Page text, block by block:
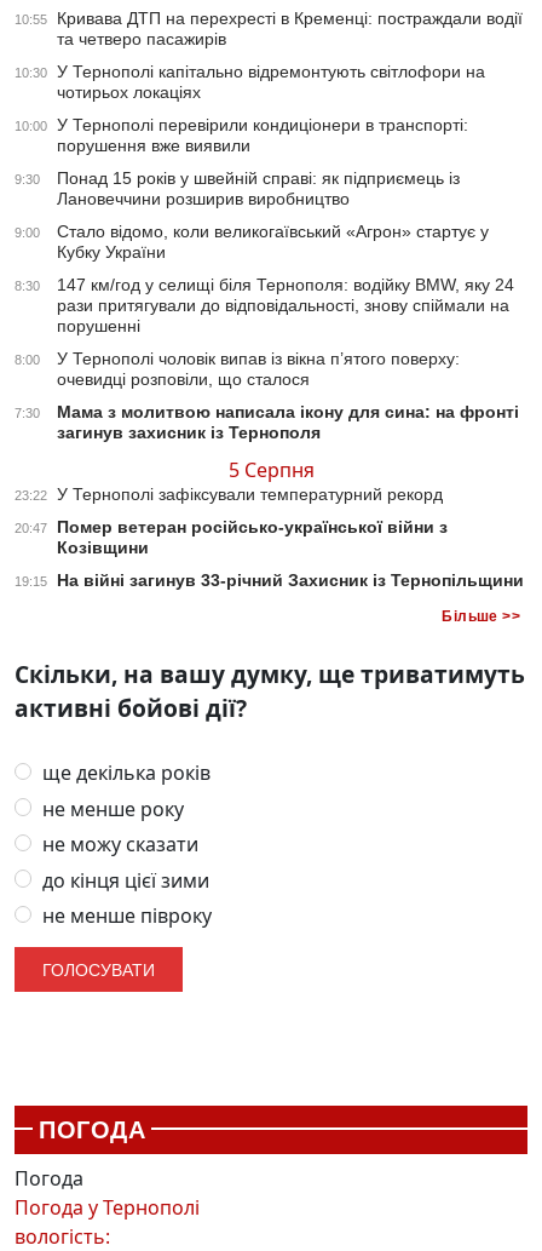
10:55
Кривава ДТП на перехресті в Кременці: постраждали водії
та четверо пасажирів
10:30
У Тернополі капітально відремонтують світлофори на
чотирьох локаціях
10:00
У Тернополі перевірили кондиціонери в транспорті:
порушення вже виявили
9:30
Понад 15 років у швейній справі: як підприємець із
Лановеччини розширив виробництво
9:00
Стало відомо, коли великогаївський «Агрон» стартує у
Кубку України
8:30
147 км/год у селищі біля Тернополя: водійку BMW, яку 24
рази притягували до відповідальності, знову спіймали на
порушенні
8:00
У Тернополі чоловік випав із вікна п’ятого поверху:
очевидці розповіли, що сталося
7:30
Мама з молитвою написала ікону для сина: на фронті
загинув захисник із Тернополя
5 Серпня
23:22 У Тернополі зафіксували температурний рекорд
20:47
Помер ветеран російсько-української війни з
Козівщини
19:15 На війні загинув 33-річний Захисник із Тернопільщини
Більше >>
Скільки, на вашу думку, ще триватимуть
активні бойові дії?
ще декілька років
не менше року
не можу сказати
до кінця цієї зими
не менше півроку
ПОГОДА
Погода
Погода уТернополі
вологість: